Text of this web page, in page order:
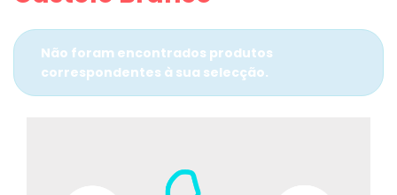
Não foram encontrados produtos
correspondentes à sua selecção.